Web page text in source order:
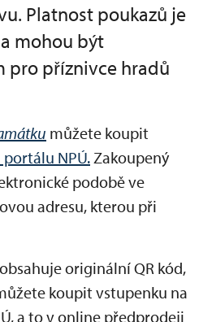
Platnost poukazů je
mohou být
pro příznivce hradů
můžete koupit
NPÚ. Zakoupený
podobě ve
adresu, kterou při
originální QR kód,
koupit vstupenku na
a to v online předprodeji